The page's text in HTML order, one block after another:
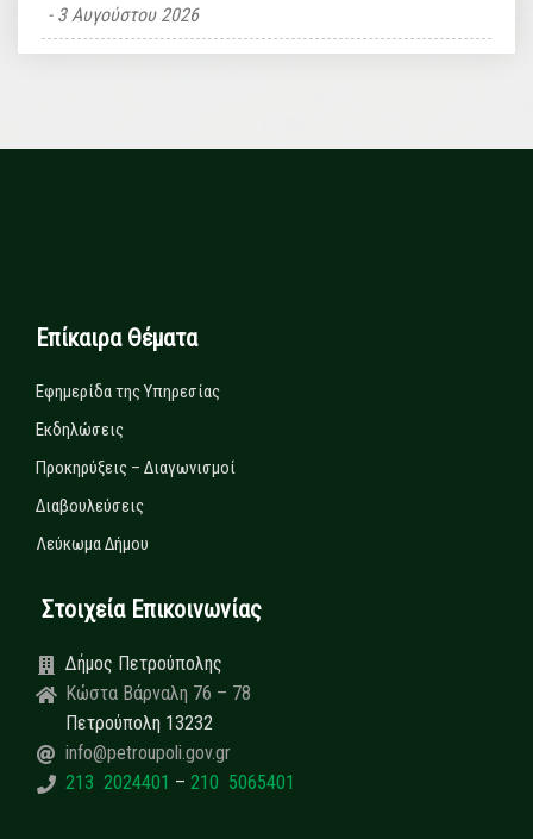
3 Αυγούστου 2026
Επίκαιρα Θέματα
Εφημερίδα της Υπηρεσίας
Εκδηλώσεις
Προκηρύξεις – Διαγωνισμοί
Διαβουλεύσεις
Λεύκωμα Δήμου
Στοιχεία Επικοινωνίας
Δήμος Πετρούπολης
Κώστα Βάρναλη 76 – 78
Πετρούπολη 13232
info@petroupoli.gov.gr
213 2024401 – 210 5065401